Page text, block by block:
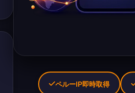
ペルーIP即時取得